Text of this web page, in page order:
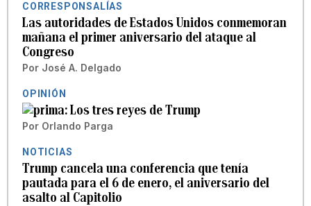
CORRESPONSALÍAS
Las autoridades de Estados Unidos conmemoran
mañana el primer aniversario del ataque al
Congreso
Por José A. Delgado
OPINIÓN
Los tres reyes de Trump
Por Orlando Parga
NOTICIAS
Trump cancela una conferencia que tenía
pautada para el 6 de enero, el aniversario del
asalto al Capitolio